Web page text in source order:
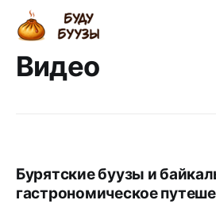
Видео
Бурятские буузы и
гастрономическое